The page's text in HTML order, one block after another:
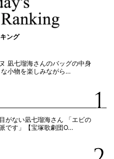
ング
凪七瑠海さんのバッグの中身
小物を楽しみながら…
がない凪七瑠海さん 「エビの
です」【宝塚歌劇団O…